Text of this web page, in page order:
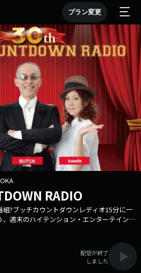
プラン変更
RADIO
?ブッチカウントダウンレディオ15分に一
週末のハイテンション・エンターテインメ
・裏方・そしてリスナーのすべてがハイテ
、それが 「ブチカン」。 ▽15:00〜 【 ブ
衣着せぬ物言いのブチコとkaedeが雑誌な
テーマにトークを展開！ ▽15:11〜 【
配信が終了
しました